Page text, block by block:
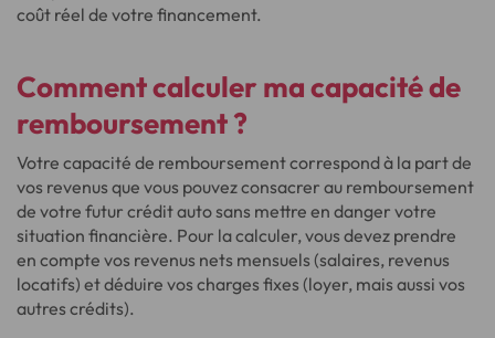
coût réel de votre financement.
Comment calculer ma capacité de
remboursement ?
Votre capacité de remboursement correspond à la part de
vos revenus que vous pouvez consacrer au remboursement
de votre futur crédit auto sans mettre en danger votre
situation financière. Pour la calculer, vous devez prendre
en compte vos revenus nets mensuels (salaires, revenus
locatifs) et déduire vos charges fixes (loyer, mais aussi vos
autres crédits).